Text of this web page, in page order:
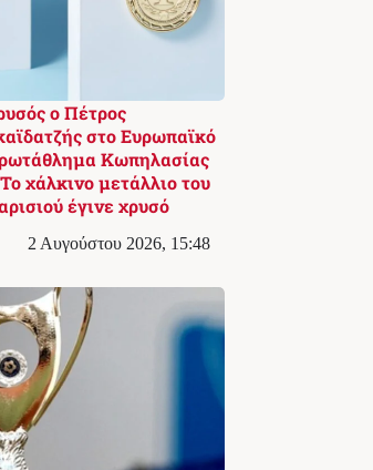
ο Πέτρος
στο Ευρωπαϊκό
Κωπηλασίας
χάλκινο μετάλλιο του
έγινε χρυσό
2 Αυγούστου 2026, 15:48